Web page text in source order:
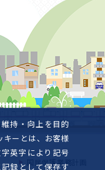
国民保護業務計画
持・向上を目的
キーとは、お客様
英字により記号
録として保存す